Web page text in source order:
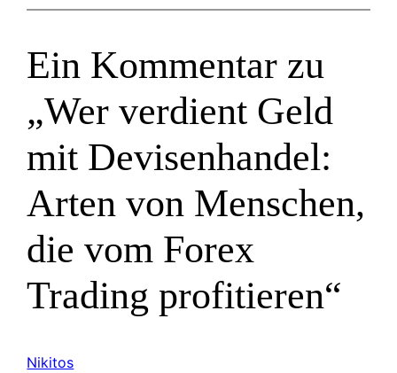
Ein Kommentar zu
„Wer verdient Geld
mit Devisenhandel:
Arten von Menschen,
die vom Forex
Trading profitieren“
Nikitos